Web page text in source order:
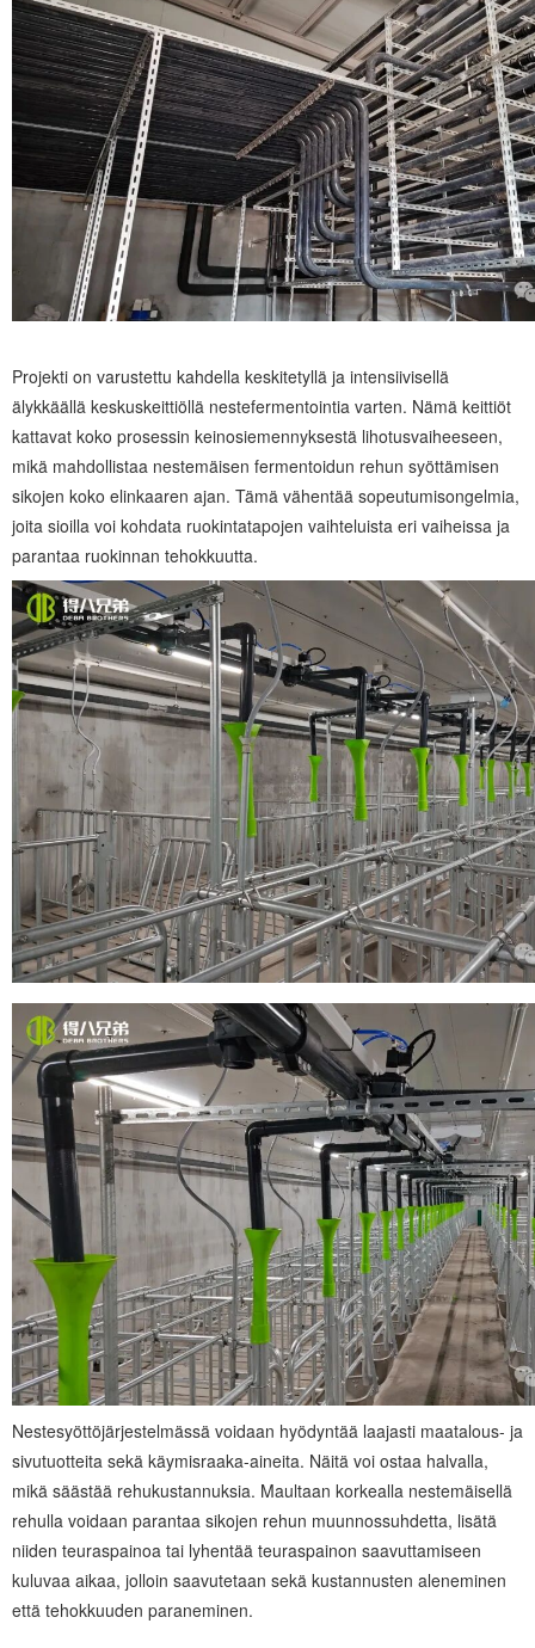
Projekti on varustettu kahdella keskitetyllä ja intensiivisellä
älykkäällä keskuskeittiöllä nestefermentointia varten. Nämä keittiöt
kattavat koko prosessin keinosiemennyksestä lihotusvaiheeseen,
mikä mahdollistaa nestemäisen fermentoidun rehun syöttämisen
sikojen koko elinkaaren ajan. Tämä vähentää sopeutumisongelmia,
joita sioilla voi kohdata ruokintatapojen vaihteluista eri vaiheissa ja
parantaa ruokinnan tehokkuutta.
Nestesyöttöjärjestelmässä voidaan hyödyntää laajasti maatalous- ja
sivutuotteita sekä käymisraaka-aineita. Näitä voi ostaa halvalla,
mikä säästää rehukustannuksia. Maultaan korkealla nestemäisellä
rehulla voidaan parantaa sikojen rehun muunnossuhdetta, lisätä
niiden teuraspainoa tai lyhentää teuraspainon saavuttamiseen
kuluvaa aikaa, jolloin saavutetaan sekä kustannusten aleneminen
että tehokkuuden paraneminen.